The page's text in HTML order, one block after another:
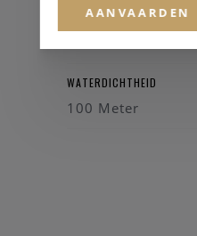
KASTDIAMETER
WATERDICHTHEID
100 Meter
AANVAARDEN